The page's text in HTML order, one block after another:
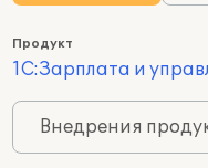
Продукт
1С:Зарплата и
Внедрения